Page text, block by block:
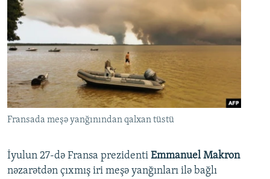
Fransada meşə yanğınından qalxan tüstü
İyulun 27-də Fransa prezidenti Emmanuel Makron
nəzarətdən çıxmış iri meşə yanğınları ilə bağlı